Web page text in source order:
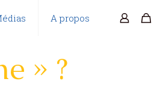
A propos
» ?